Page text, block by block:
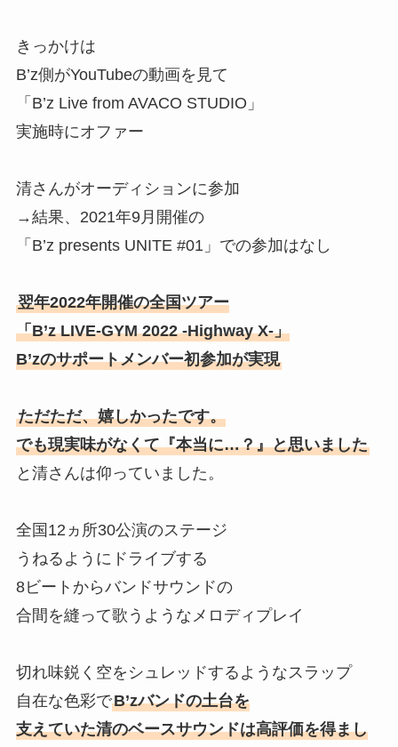
きっかけは
B’z側がYouTubeの動画を見て
「B’z Live from AVACO STUDIO」
実施時にオファー
清さんがオーディションに参加
→結果、2021年9月開催の
「B’z presents UNITE #01」での参加はなし
翌年2022年開催の全国ツアー
「B’z LIVE-GYM 2022 -Highway X-」
B’zのサポートメンバー初参加が実現
ただただ、嬉しかったです。
でも現実味がなくて『本当に…？』と思いました
と清さんは仰っていました。
全国12ヵ所30公演のステージ
うねるようにドライブする
8ビートからバンドサウンドの
合間を縫って歌うようなメロディプレイ
切れ味鋭く空をシュレッドするようなスラップ
自在な色彩でB’zバンドの土台を
支えていた清のベースサウンドは高評価を得まし